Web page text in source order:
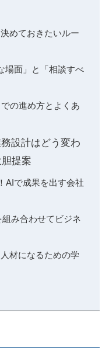
めておきたいルー
場面」と「相談すべ
の進め方とよくあ
設計はどう変わ
提案
AIで成果を出す会社
み合わせてビジネ
材になるための学